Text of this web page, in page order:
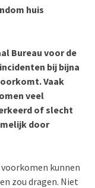
huis
Bureau voor de
bij bijna
Vaak
veel
of slecht
door
kunnen
zou dragen. Niet